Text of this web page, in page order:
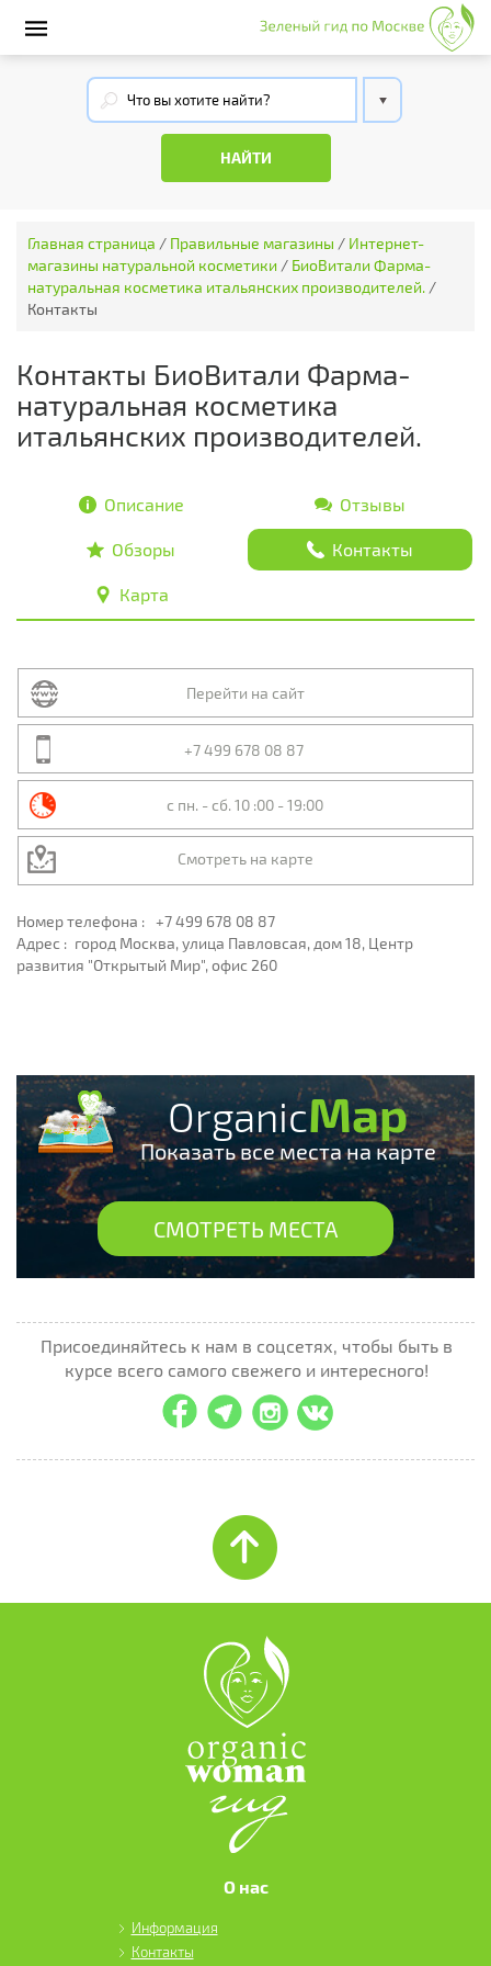
Главная страница / Правильные магазины / Интернет-
магазины натуральной косметики / БиоВитали Фарма-
натуральная косметика итальянских производителей. /
Контакты
Контакты БиоВитали Фарма-
натуральная косметика
итальянских производителей.
Описание Отзывы
Обзоры Контакты
Карта
Перейти на сайт
+7 499 678 08 87
с пн. - сб. 10 :00 - 19:00
Смотреть на карте
Номер телефона : +7 499 678 08 87
Адрес : город Москва, улица Павловсая, дом 18, Центр
развития "Открытый Мир", офис 260
OrganicMap
Показать все места на карте
СМОТРЕТЬ МЕСТА
Присоединяйтесь к нам в соцсетях, чтобы быть в
курсе всего самого свежего и интересного!
О нас
Информация
Контакты